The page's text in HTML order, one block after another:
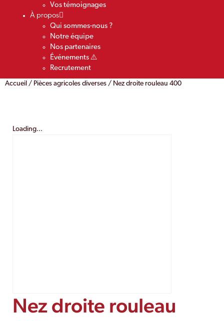
Vos témoignages
À propos
Qui sommes-nous ?
Notre équipe
Nos partenaires
Événements ⚠️
Recrutement
Accueil / Pièces agricoles diverses / Nez droite rouleau 400
Loading...
Nez droite rouleau